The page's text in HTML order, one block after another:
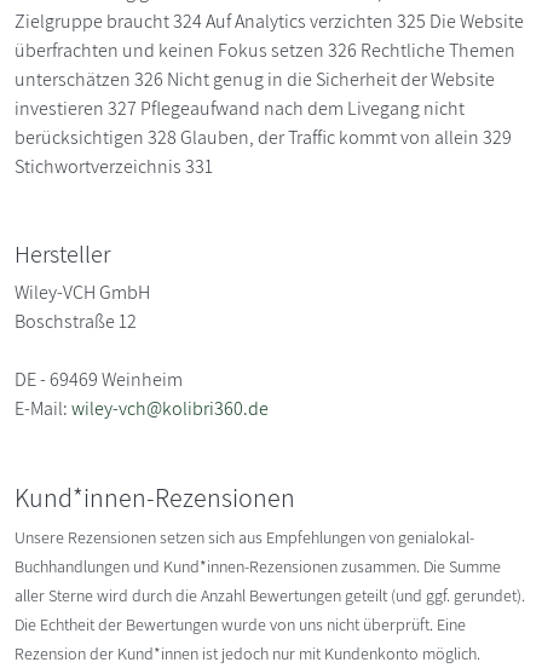
Hersteller
Wiley-VCH GmbH
Boschstraße 12
DE - 69469 Weinheim
E-Mail:wiley-vch@kolibri360.de
Kund*innen-Rezensionen
Unsere Rezensionen setzen sich aus Empfehlungen von genialokal-
Buchhandlungen und Kund*innen-Rezensionen zusammen. Die Summe
aller Sterne wird durch die Anzahl Bewertungen geteilt (und ggf. gerundet).
Die Echtheit der Bewertungen wurde von uns nicht überprüft. Eine
Rezension der Kund*innen ist jedoch nur mit Kundenkonto möglich.